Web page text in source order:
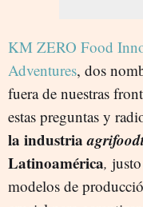
KM ZERO Food
Adventures, dos
fuera de nuestras
estas preguntas y
la industria
Latinoamérica,
modelos de